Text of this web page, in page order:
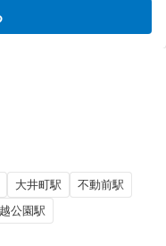
大井町駅
不動前駅
公園駅